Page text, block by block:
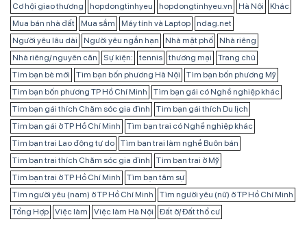
Cơ hội giao thương
hopdongtinhyeu hopdongtinhyeu.vn Hà Nội
Khác
Mua bán nhà đất
Mua sắm Máy tính và Laptop
ndag.net
Người yêu lâu dài
Người yêu ngắn hạn Nhà mặt phố
Nhà riêng
Nhà riêng/ nguyên căn
Sự kiện: tennis thương mại
Trang chủ
Tìm bạn bè mới
Tìm bạn bốn phương Hà Nội
Tìm bạn bốn phương Mỹ
Tìm bạn bốn phương TP Hồ Chí Minh
Tìm bạn gái có Nghề nghiệp khác
Tìm bạn gái thích Chăm sóc gia đình
Tìm bạn gái thích Du lịch
Tìm bạn gái ở TP Hồ Chí Minh
Tìm bạn trai có Nghề nghiệp khác
Tìm bạn trai Lao động tự do
Tìm bạn trai làm nghề Buôn bán
Tìm bạn trai thích Chăm sóc gia đình
Tìm bạn trai ở Mỹ
Tìm bạn trai ở TP Hồ Chí Minh
Tìm bạn tâm sự
Tìm người yêu (nam) ở TP Hồ Chí Minh
Tìm người yêu (nữ) ở TP Hồ Chí Minh
Tổng Hợp
Việc làm Việc làm Hà Nội Đất ở/ Đất thổ cư